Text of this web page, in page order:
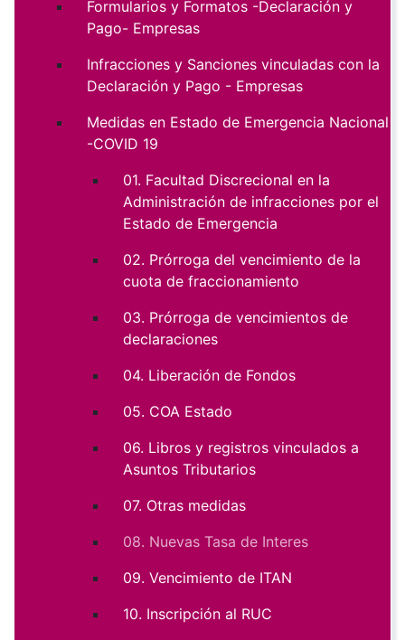
Formularios y Formatos -Declaración y
Pago- Empresas
Infracciones y Sanciones vinculadas con la
Declaración y Pago - Empresas
Medidas en Estado de Emergencia Nacional
-COVID 19
01. Facultad Discrecional en la
Administración de infracciones por el
Estado de Emergencia
02. Prórroga del vencimiento de la
cuota de fraccionamiento
03. Prórroga de vencimientos de
declaraciones
04. Liberación de Fondos
05. COA Estado
06. Libros y registros vinculados a
Asuntos Tributarios
07. Otras medidas
08. Nuevas Tasa de Interes
09. Vencimiento de ITAN
10. Inscripción al RUC